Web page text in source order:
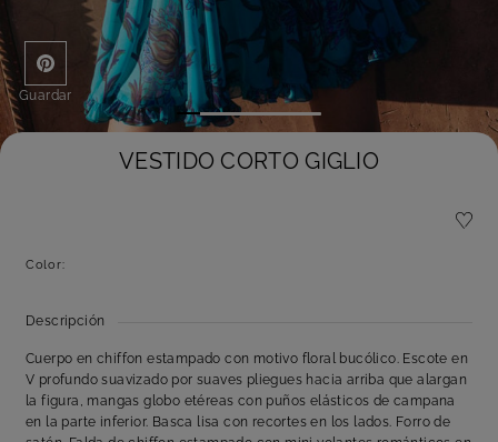
Guardar
VESTIDO CORTO GIGLIO
Color:
Descripción
Cuerpo en chiffon estampado con motivo floral bucólico. Escote en
V profundo suavizado por suaves pliegues hacia arriba que alargan
la figura, mangas globo etéreas con puños elásticos de campana
en la parte inferior. Basca lisa con recortes en los lados. Forro de